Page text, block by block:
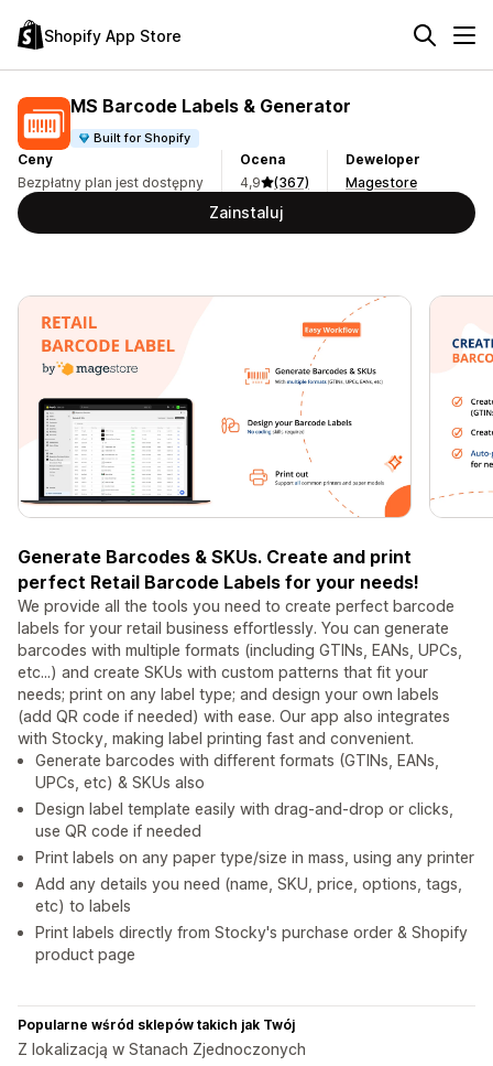
Shopify App Store
MS Barcode Labels & Generator
Built for Shopify
Ceny
Bezpłatny plan jest dostępny
Ocena
4,9
(367)
Deweloper
Magestore
Zainstaluj
Generate Barcodes & SKUs. Create and print
perfect Retail Barcode Labels for your needs!
We provide all the tools you need to create perfect barcode
labels for your retail business effortlessly. You can generate
barcodes with multiple formats (including GTINs, EANs, UPCs,
etc...) and create SKUs with custom patterns that fit your
needs; print on any label type; and design your own labels
(add QR code if needed) with ease. Our app also integrates
with Stocky, making label printing fast and convenient.
Generate barcodes with different formats (GTINs, EANs,
UPCs, etc) & SKUs also
Design label template easily with drag-and-drop or clicks,
use QR code if needed
Print labels on any paper type/size in mass, using any printer
Add any details you need (name, SKU, price, options, tags,
etc) to labels
Print labels directly from Stocky's purchase order & Shopify
product page
Popularne wśród sklepów takich jak Twój
Z lokalizacją w Stanach Zjednoczonych